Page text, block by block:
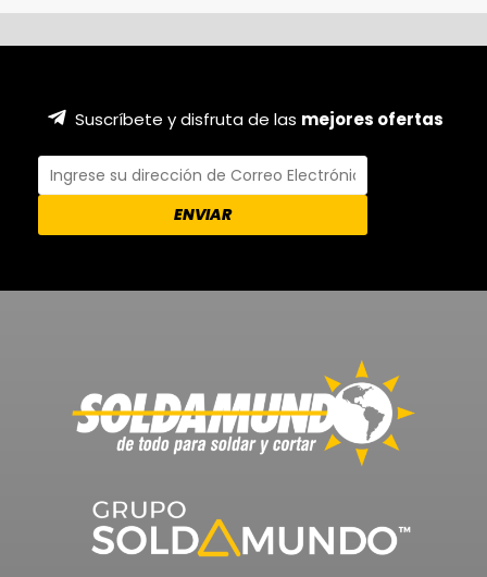
Suscríbete y disfruta de las mejores ofertas